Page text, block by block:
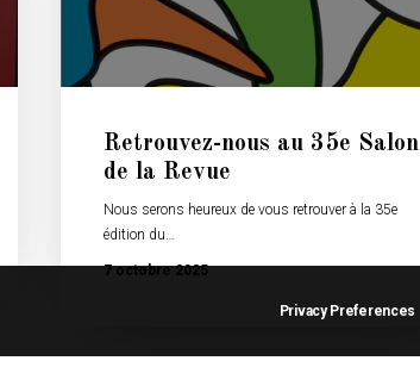
Retrouvez-nous au 35e Salon
de la Revue
Nous serons heureux de vous retrouver à la 35e
édition du…
7 octobre 2025
Privacy Preferences